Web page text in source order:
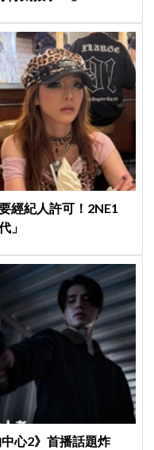
經紀人許可！2NE1
」
心2》首播話題炸